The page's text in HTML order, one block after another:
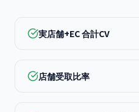
実店舗+EC 合計CV
店舗受取比率